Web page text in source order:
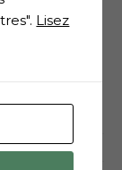
Lisez